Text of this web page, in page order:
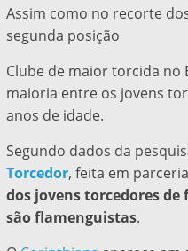
Assim como no recorte
segunda posição
Clube de maior torcida no
maioria entre os jovens
anos de idade.
Segundo dados da
Torcedor, feita em
dos jovens torcedores
são flamenguistas.